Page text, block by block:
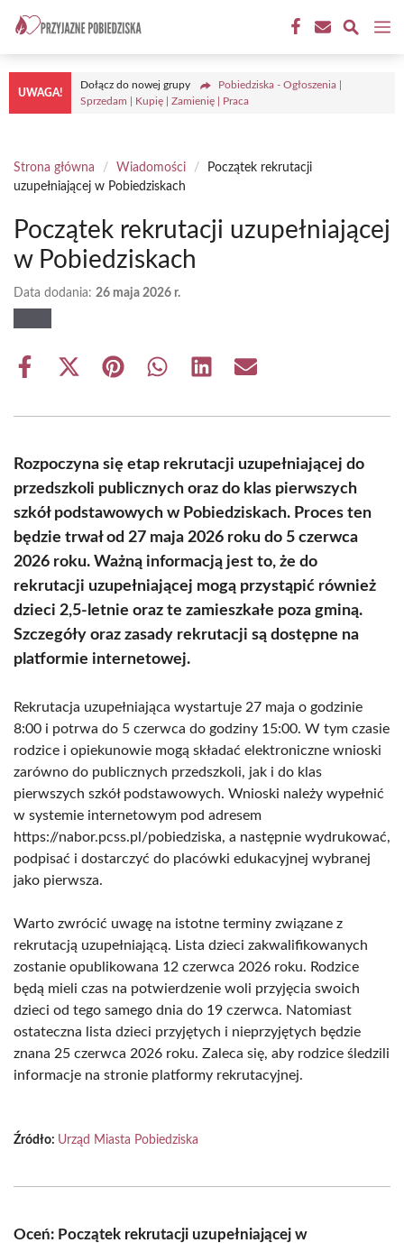
treści
UWAGA!
Dołącz do nowej grupy
Pobiedziska - Ogłoszenia |
Sprzedam | Kupię | Zamienię | Praca
Strona główna / Wiadomości /
Początek rekrutacji
uzupełniającej w Pobiedziskach
Początek rekrutacji uzupełniającej
w Pobiedziskach
Data dodania: 26 maja 2026 r.
Share
Share
(Twitter)
Share Share Share Share
Rozpoczyna się etap rekrutacji uzupełniającej do
przedszkoli publicznych oraz do klas pierwszych
szkół podstawowych w Pobiedziskach. Proces ten
będzie trwał od 27 maja 2026 roku do 5 czerwca
2026 roku. Ważną informacją jest to, że do
rekrutacji uzupełniającej mogą przystąpić również
dzieci 2,5-letnie oraz te zamieszkałe poza gminą.
Szczegóły oraz zasady rekrutacji są dostępne na
platformie internetowej.
Rekrutacja uzupełniająca wystartuje 27 maja o godzinie
8:00 i potrwa do 5 czerwca do godziny 15:00. W tym czasie
rodzice i opiekunowie mogą składać elektroniczne wnioski
zarówno do publicznych przedszkoli, jak i do klas
pierwszych szkół podstawowych. Wnioski należy wypełnić
w systemie internetowym pod adresem
https://nabor.pcss.pl/pobiedziska, a następnie wydrukować,
podpisać i dostarczyć do placówki edukacyjnej wybranej
jako pierwsza.
Warto zwrócić uwagę na istotne terminy związane z
rekrutacją uzupełniającą. Lista dzieci zakwalifikowanych
zostanie opublikowana 12 czerwca 2026 roku. Rodzice
będą mieli czas na potwierdzenie woli przyjęcia swoich
dzieci od tego samego dnia do 19 czerwca. Natomiast
ostateczna lista dzieci przyjętych i nieprzyjętych będzie
znana 25 czerwca 2026 roku. Zaleca się, aby rodzice śledzili
informacje na stronie platformy rekrutacyjnej.
Źródło: Urząd Miasta Pobiedziska
Oceń: Początek rekrutacji uzupełniającej w